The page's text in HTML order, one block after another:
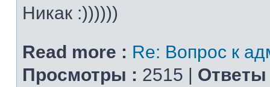
Никак :))))))
Read more : Re: Вопрос к
Просмотры : 2515 | Ответы